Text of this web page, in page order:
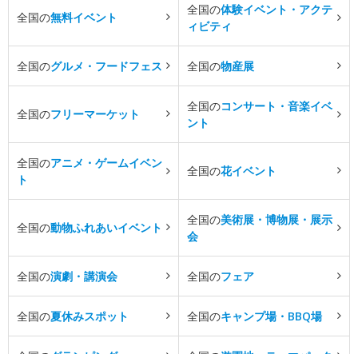
全国の無料イベント
全国の体験イベント・アクテ
ィビティ
全国のグルメ・フードフェス 全国の物産展
全国のフリーマーケット
全国のコンサート・音楽イベ
ント
全国のアニメ・ゲームイベン
ト
全国の花イベント
全国の動物ふれあいイベント
全国の美術展・博物展・展示
会
全国の演劇・講演会 全国のフェア
全国の夏休みスポット 全国のキャンプ場・BBQ場